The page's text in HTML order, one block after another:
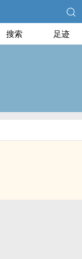
搜索 足迹